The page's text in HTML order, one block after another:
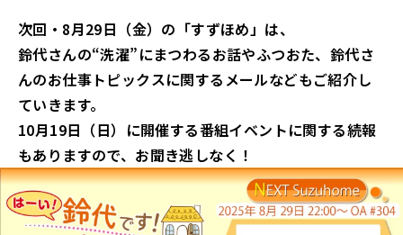
次回・8月29日（金）の「すずほめ」は、
鈴代さんの“洗濯”にまつわるお話やふつおた、鈴代さ
んのお仕事トピックスに関するメールなどもご紹介し
ていきます。
10月19日（日）に開催する番組イベントに関する続報
もありますので、お聞き逃しなく ！